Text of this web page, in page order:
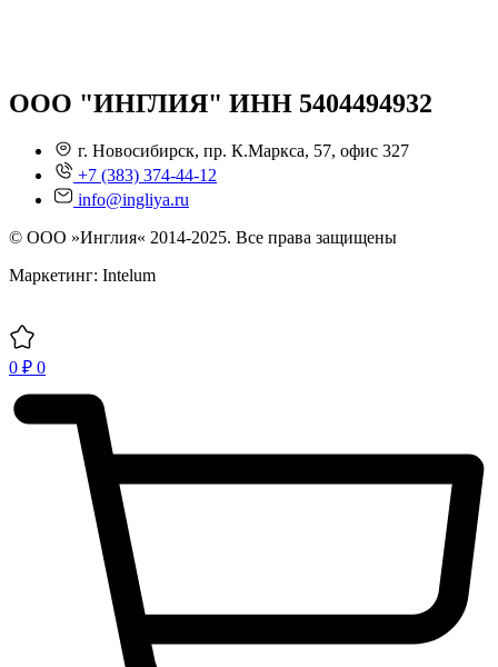
ООО "ИНГЛИЯ" ИНН 5404494932
г. Новосибирск, пр. К.Маркса, 57, офис 327
+7 (383) 374-44-12
info@ingliya.ru
© ООО »Инглия« 2014-2025. Все права защищены
Маркетинг: Intelum
0 ₽ 0